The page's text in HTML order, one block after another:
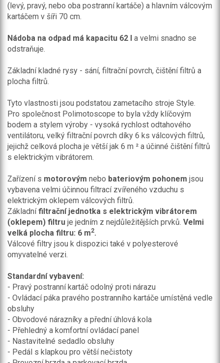
(levý, pravý, nebo oba postranní kartáče) a hlavním válcovým
kartáčem v šíři 70 cm.
Nádoba na odpad má kapacitu 62 l a velmi snadno se
odstraňuje.
Základní kladné rysy - sání, filtrační povrch, čištění filtrů a
plocha filtrů.
Tyto vlastnosti jsou podstatou zametacího stroje Style.
Pro společnost Polimotoscope to byla vždy klíčovým
bodem a stylem výroby - vysoká rychlost odtahového
ventilátoru, velký filtrační povrch díky 6 ks válcových filtrů,
jejichž celková plocha je větší jak 6 m ² a účinné čištění filtrů
s elektrickým vibrátorem.
Zařízení s motorovým nebo bateriovým pohonem jsou
vybavena velmi účinnou filtrací zvířeného vzduchu s
elektrickým oklepem válcových filtrů.
Základnífiltrační jednotka s elektrickým vibrátorem
(oklepem) filtru je jedním z nejdůležitějších prvků. Velmi
velká plocha filtru: 6 m2.
Válcové filtry jsou k dispozici také v polyesterové
omyvatelné verzi.
Standardní vybavení:
- Pravý postranní kartáč odolný proti nárazu
- Ovládací páka pravého postranního kartáče umístěná vedle
obsluhy
- Obvodové nárazníky a přední úhlová kola
- Přehledný a komfortní ovládací panel
- Nastavitelné sedadlo obsluhy
- Pedál s klapkou pro větší nečistoty